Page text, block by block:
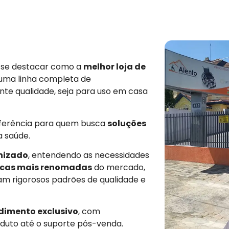
destacar como a melhor loja de
linha completa de
qualidade, seja para uso em casa
para quem buscasoluções
, entendendo as necessidades
mais renomadasdo mercado,
rigorosos padrões de qualidade e
exclusivo, com
até o suporte pós-venda.